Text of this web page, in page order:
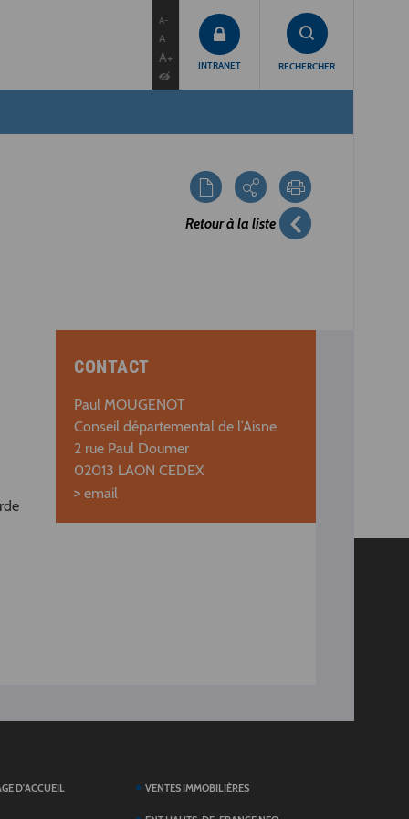
A-
A
A+ INTRANET RECHERCHER
Retour à la liste
CONTACT
Paul MOUGENOT
Conseil départemental de l’Aisne
2 rue Paul Doumer
02013 LAON CEDEX
> email
D'ACCUEIL VENTES IMMOBILIÈRES